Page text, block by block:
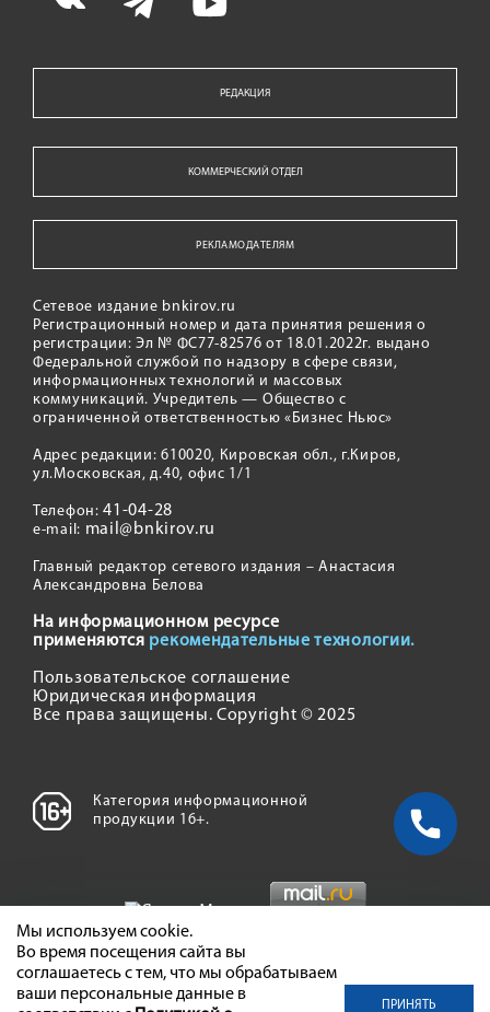
РЕДАКЦИЯ
КОММЕРЧЕСКИЙ ОТДЕЛ
РЕКЛАМОДАТЕЛЯМ
Сетевое издание bnkirov.ru
Регистрационный номер и дата принятия решения о
регистрации: Эл № ФС77-82576 от 18.01.2022г. выдано
Федеральной службой по надзору в сфере связи,
информационных технологий и массовых
коммуникаций. Учредитель — Общество с
ограниченной ответственностью «Бизнес Ньюс»
Адрес редакции: 610020, Кировская обл., г.Киров,
ул.Московская, д.40, офис 1/1
Телефон:41-04-28
e-mail: mail@bnkirov.ru
Главный редактор сетевого издания – Анастасия
Александровна Белова
На информационном ресурсе
применяются рекомендательные технологии.
Пользовательское соглашение
Юридическая информация
Все права защищены. Copyright © 2025
Категория информационной
продукции 16+.
Мы используем cookie.
Во время посещения сайта вы
соглашаетесь с тем, что мы обрабатываем
ваши персональные данные в
ПРИНЯТЬ